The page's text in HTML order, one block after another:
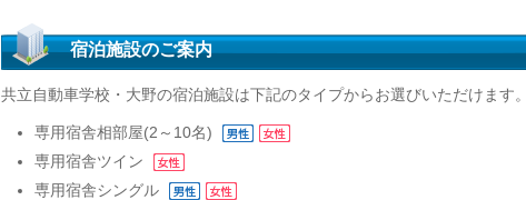
宿泊施設のご案内
共立自動車学校・大野の宿泊施設は下記のタイプからお選びいただけます。
専用宿舎相部屋(2～10名)
専用宿舎ツイン
専用宿舎シングル